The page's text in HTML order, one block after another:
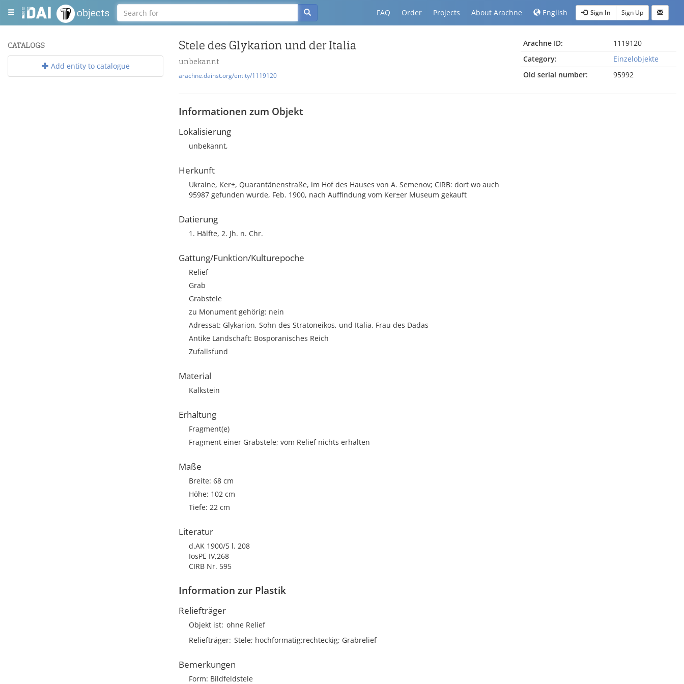
objects FAQ Order Projects About Arachne English Sign In Sign Up
CATALOGS
Add entity to catalogue
Stele des Glykarion und der Italia
unbekannt
arachne.dainst.org/entity/1119120
Arachne ID:
1119120
Category:
Einzelobjekte
Old serial number:
95992
Informationen zum Objekt
Lokalisierung
unbekannt,
Herkunft
Ukraine, Ker±, Quarantänenstraße, im Hof des Hauses von A. Semenov; CIRB: dort wo auch
95987 gefunden wurde, Feb. 1900, nach Auffindung vom Ker±er Museum gekauft
Datierung
1. Hälfte, 2. Jh. n. Chr.
Gattung/Funktion/Kulturepoche
Relief
Grab
Grabstele
zu Monument gehörig: nein
Adressat: Glykarion, Sohn des Stratoneikos, und Italia, Frau des Dadas
Antike Landschaft: Bosporanisches Reich
Zufallsfund
Material
Kalkstein
Erhaltung
Fragment(e)
Fragment einer Grabstele; vom Relief nichts erhalten
Maße
Breite: 68 cm
Höhe: 102 cm
Tiefe: 22 cm
Literatur
d.AK 1900/5 l. 208
IosPE IV,268
CIRB Nr. 595
Information zur Plastik
Reliefträger
Objekt ist ohne Relief
Reliefträger Stele; hochformatig;rechteckig; Grabrelief
Bemerkungen
Form: Bildfeldstele